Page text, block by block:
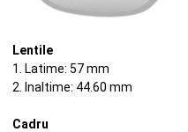
Lentile
1. Latime: 57 mm
2. Inaltime: 44.60 mm
Cadru